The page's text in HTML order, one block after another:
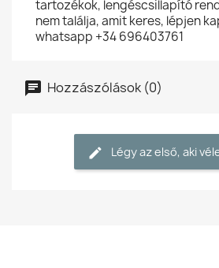
tartozékok, lengéscsillapító
nem találja, amit keres, lépjen
whatsapp +34 696403761
Hozzászólások (0)
Légy az első, aki